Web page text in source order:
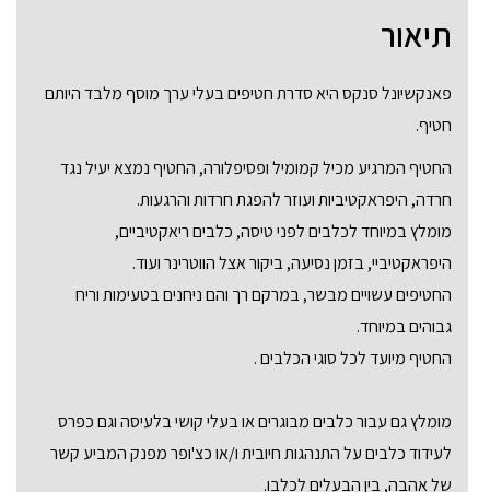
תיאור
פאנקשיונל סנקס היא סדרת חטיפים בעלי ערך מוסף מלבד היותם
חטיף.
החטיף המרגיע מכיל קמומיל ופסיפלורה, החטיף נמצא יעיל נגד
חרדה, היפראקטיביות ועוזר להפגת חרדות והרגעות.
מומלץ במיוחד לכלבים לפני טיסה, כלבים ריאקטיביים,
היפראקטיביי, בזמן נסיעה, ביקור אצל הווטרינר ועוד.
החטיפים עשויים מבשר, במרקם רך והם ניחנים בטעימות וריח
גבוהים במיוחד.
החטיף מיועד לכל סוגי הכלבים .
מומלץ גם עבור כלבים מבוגרים או בעלי קושי בלעיסה וגם כפרס
לעידוד כלבים על התנהגות חיובית ו/או כצ'ופר מפנק המביע קשר
של אהבה, בין הבעלים לכלבו.